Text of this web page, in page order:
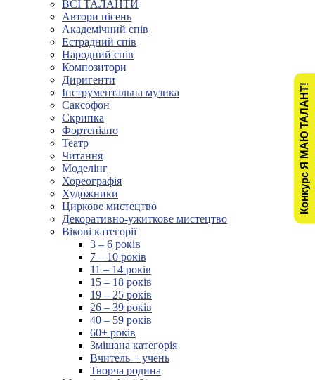
ВСІ ТАЛАНТИ
Автори пісень
Академічний спів
Естрадний спів
Народний спів
Композитори
Диригенти
Інструментальна музика
Саксофон
Скрипка
Фортепіано
Театр
Читання
Моделінг
Хореографія
Художники
Циркове мистецтво
Декоративно-ужиткове мистецтво
Вікові категорії
3 – 6 років
7 – 10 років
11 – 14 років
15 – 18 років
19 – 25 років
26 – 39 років
40 – 59 років
60+ років
Змішана категорія
Вчитель + учень
Творча родина
Конкурс Я МАЮ ТАЛАНТ!